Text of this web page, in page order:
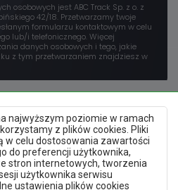
najwyższym poziomie w ramach
z plików cookies. Pliki
w celu dostosowania zawartości
do preferencji użytkownika,
stron internetowych, tworzenia
użytkownika serwisu
ustawienia plików cookies
osobowych jest ABC Track Sp. z o. z
42/18. Przetwarzamy twoje
formularzu kontaktowym w celu
lub/i telefonicznego. Więcej
danych osobowych i tego, jakie
z tym przetwarzaniem znajdziesz w
prywatności
strony